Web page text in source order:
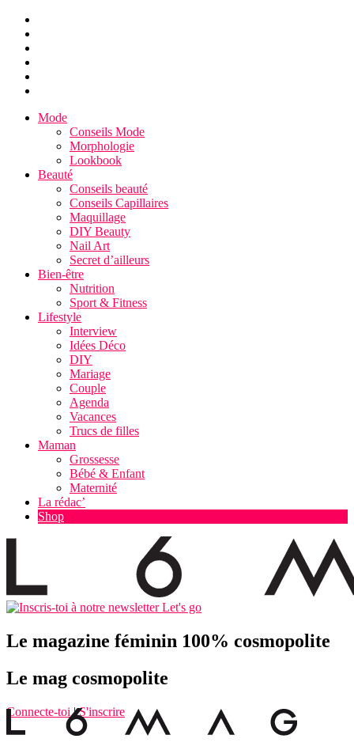
Mode
Conseils Mode
Morphologie
Lookbook
Beauté
Conseils beauté
Conseils Capillaires
Maquillage
DIY Beauty
Nail Art
Secret d’ailleurs
Bien-être
Nutrition
Sport & Fitness
Lifestyle
Interview
Idées Déco
DIY
Mariage
Couple
Agenda
Vacances
Trucs de filles
Maman
Grossesse
Bébé & Enfant
Maternité
La rédac’
Shop
Let's go
Le magazine féminin 100% cosmopolite
Le mag cosmopolite
Connecte-toi|S'inscrire